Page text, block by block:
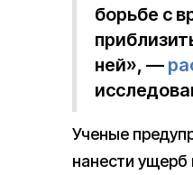
борьбе с
ней», —
Ученые
нанести